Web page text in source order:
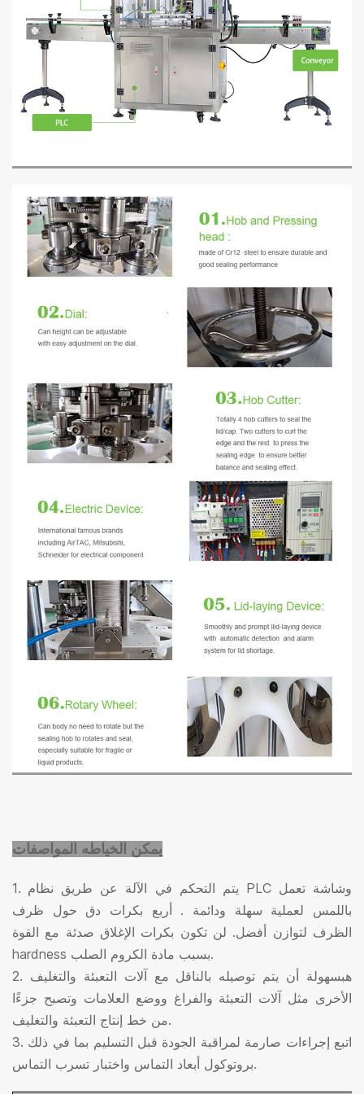
يمكن الخياطه المواصفات
1. يتم التحكم في الآلة عن طريق نظام PLC وشاشة تعمل
باللمس لعملية سهلة ودائمة . أربع بكرات دق حول ظرف
الظرف لتوازن أفضل. لن تكون بكرات الإغلاق صدئة مع القوة
hardness
بسبب مادة الكروم الصلب.
2
. هبسهولة أن يتم توصيله بالناقل مع آلات التعبئة والتغليف
الأخرى مثل آلات التعبئة والفراغ ووضع العلامات وتصبح جزءًا
من خط إنتاج التعبئة والتغليف.
3.
بروتوكول أبعاد التماس واختبار تسرب التماس.